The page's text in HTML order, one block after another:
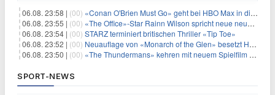
06.08. 23:58 | (00) «Conan O'Brien Must Go» geht bei HBO Max in die dritte Runde
06.08. 23:55 | (00) «The Office»-Star Rainn Wilson spricht neue neuseeländische Serie «Settling»
06.08. 23:54 | (00) STARZ terminiert britischen Thriller «Tip Toe»
06.08. 23:52 | (00) Neuauflage von «Monarch of the Glen» besetzt Hauptrollen
06.08. 23:50 | (00) «The Thundermans» kehren mit neuem Spielfilm zurück
SPORT-NEWS